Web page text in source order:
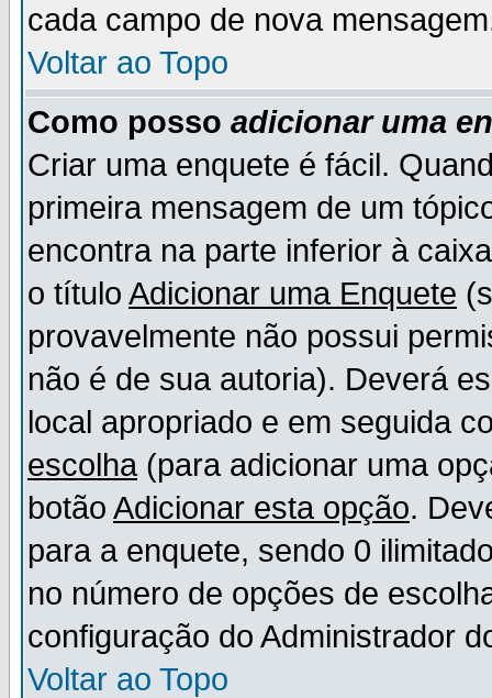
cada campo de nova
Voltar ao Topo
Como posso adicionar uma
Criar uma enquete é fácil.
primeira mensagem de um
encontra na parte inferior à
o título Adicionar uma Enquete
provavelmente não possui
não é de sua autoria). Deverá
local apropriado e em seguida
escolha (para adicionar uma
botão Adicionar esta opção.
para a enquete, sendo 0
no número de opções de
configuração do Administrador
Voltar ao Topo